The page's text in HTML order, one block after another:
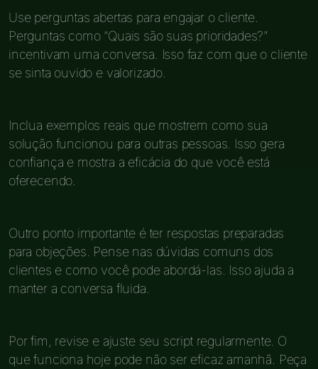
Use perguntas abertas para engajar o cliente.
Perguntas como “Quais são suas prioridades?”
incentivam uma conversa. Isso faz com que o cliente
se sinta ouvido e valorizado.
Inclua exemplos reais que mostrem como sua
solução funcionou para outras pessoas. Isso gera
confiança e mostra a eficácia do que você está
oferecendo.
Outro ponto importante é ter respostas preparadas
para objeções. Pense nas dúvidas comuns dos
clientes e como você pode abordá-las. Isso ajuda a
manter a conversa fluida.
Por fim, revise e ajuste seu script regularmente. O
que funciona hoje pode não ser eficaz amanhã. Peça